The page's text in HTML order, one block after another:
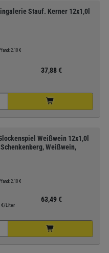
Stauf. Kerner 12x1,0l
2,10 €
37,88 €
Weißwein 12x1,0l
Weißwein,
2,10 €
63,49 €
€/Liter